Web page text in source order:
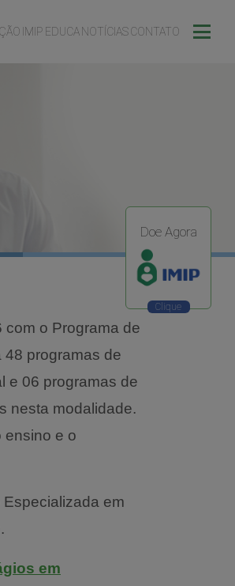
IMIP EDUCANOTÍCIASCONTATO
Doe Agora
com o Programa de
48 programas de
e 06 programas de
nesta modalidade.
ensino e o
em
em